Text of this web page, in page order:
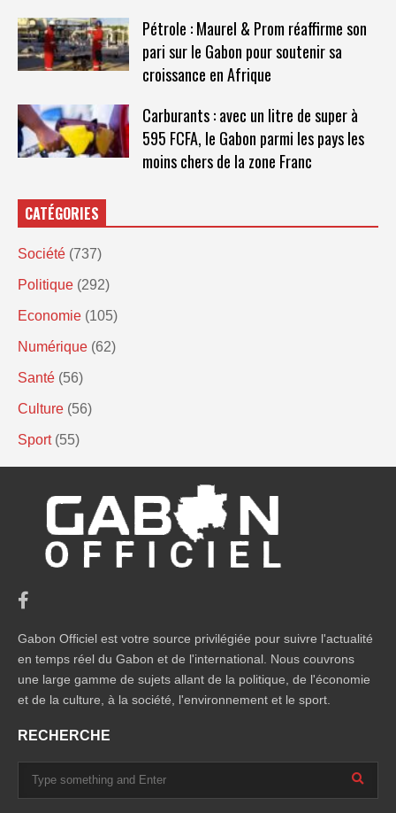
Pétrole : Maurel & Prom réaffirme son
pari sur le Gabon pour soutenir sa
croissance en Afrique
Carburants : avec un litre de super à
595 FCFA, le Gabon parmi les pays les
moins chers de la zone Franc
CATÉGORIES
Société (737)
Politique (292)
Economie (105)
Numérique (62)
Santé (56)
Culture (56)
Sport (55)
Gabon Officiel est votre source privilégiée pour suivre l'actualité
en temps réel du Gabon et de l'international. Nous couvrons
une large gamme de sujets allant de la politique, de l'économie
et de la culture, à la société, l'environnement et le sport.
RECHERCHE